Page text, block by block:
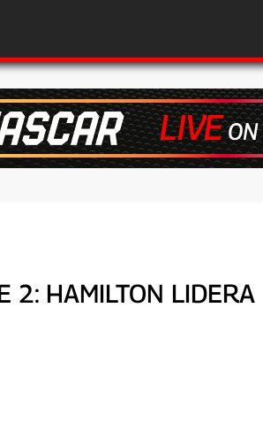
2: HAMILTON LIDERA